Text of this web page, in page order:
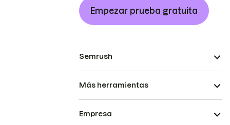
Empezar prueba gratuita
Semrush
Más herramientas
Empresa